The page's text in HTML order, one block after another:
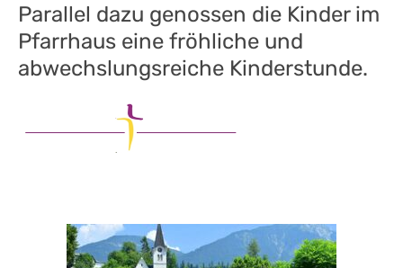
Parallel dazu genossen die Kinder im
Pfarrhaus eine fröhliche und
abwechslungsreiche Kinderstunde.